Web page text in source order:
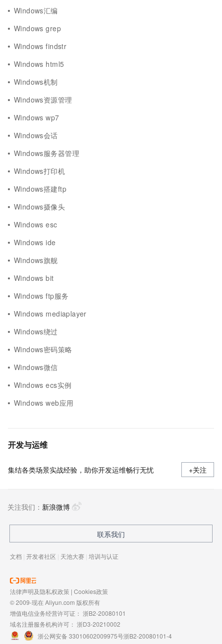
Windows汇编
Windows grep
Windows findstr
Windows html5
Windows机制
Windows资源管理
Windows wp7
Windows会话
Windows服务器管理
Windows打印机
Windows搭建ftp
Windows摄像头
Windows esc
Windows ide
Windows旗舰
Windows bit
Windows ftp服务
Windows mediaplayer
Windows绕过
Windows密码策略
Windows微信
Windows ecs实例
Windows web应用
开发与运维
集结各类场景实战经验，助你开发运维畅行无忧 +关注
关注我们： 新浪微博
联系我们
文档 | 开发者社区 | 天池大赛 | 培训与认证
法律声明及隐私权政策 | Cookies政策
© 2009-现在 Aliyun.com 版权所有
增值电信业务经营许可证： 浙B2-20080101
域名注册服务机构许可： 浙D3-20210002
浙公网安备 33010602009975号浙B2-20080101-4